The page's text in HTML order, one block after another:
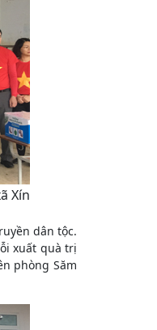
Xín
dân tộc.
xuất quà trị
phòng Săm